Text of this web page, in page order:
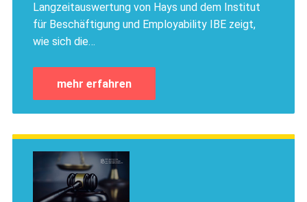
Langzeitauswertung von Hays und dem Institut
für Beschäftigung und Employability IBE zeigt,
wie sich die…
mehr erfahren